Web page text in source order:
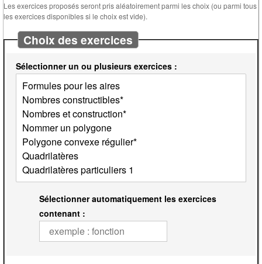
Les exercices proposés seront pris aléatoirement parmi les choix (ou parmi tous
les exercices disponibles si le choix est vide).
Choix des exercices
Sélectionner un ou plusieurs exercices :
Sélectionner automatiquement les exercices
contenant :